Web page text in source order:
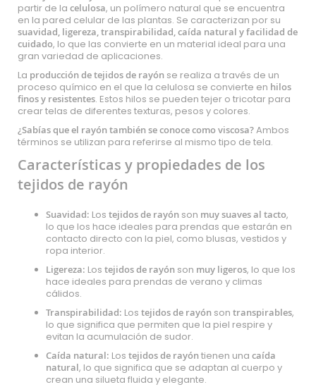
partir de la celulosa, un polímero natural que se encuentra
en la pared celular de las plantas. Se caracterizan por su
suavidad, ligereza, transpirabilidad, caída natural y facilidad de
cuidado, lo que las convierte en un material ideal para una
gran variedad de aplicaciones.
La producción de tejidos de rayón se realiza a través de un
proceso químico en el que la celulosa se convierte en hilos
finos y resistentes. Estos hilos se pueden tejer o tricotar para
crear telas de diferentes texturas, pesos y colores.
¿Sabías que el rayón también se conoce como viscosa?Ambos
términos se utilizan para referirse al mismo tipo de tela.
Características y propiedades de los
tejidos de rayón
Suavidad: Los tejidos de rayón son muy suaves al tacto,
lo que los hace ideales para prendas que estarán en
contacto directo con la piel, como blusas, vestidos y
ropa interior.
Ligereza: Los tejidos de rayón son muy ligeros, lo que los
hace ideales para prendas de verano y climas
cálidos.
Transpirabilidad: Los tejidos de rayón son transpirables,
lo que significa que permiten que la piel respire y
evitan la acumulación de sudor.
Caída natural: Los tejidos de rayóntienen una caída
natural, lo que significa que se adaptan al cuerpo y
crean una silueta fluida y elegante.